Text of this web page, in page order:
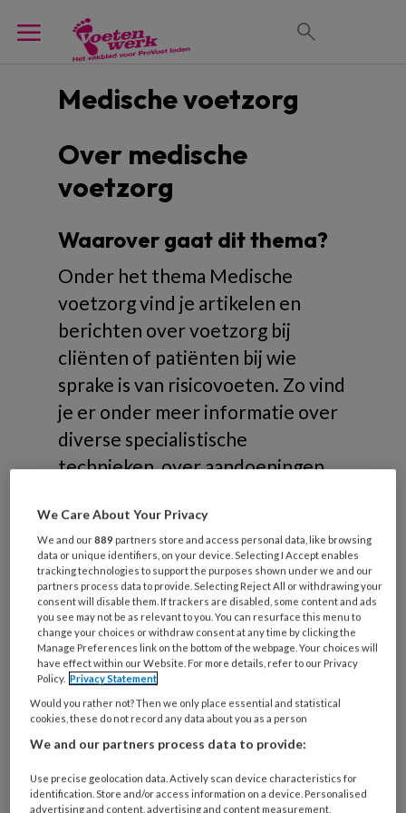
Medische voetzorg
Over medische
voetzorg
Waarover gaat dit thema?
Onder het thema Medische
voetzorg vind je artikelen en
berichten over voetzorg bij
cliënten of patiënten bij wie
sprake is van risicovoeten. Zo vind
je er onder meer informatie over
diverse specialistische
technieken, over aandoeningen
risicovoeten of samenwerking in
de zorg.
Onderwerpen
Risicovoeten
Diabetische voet
Reumatische voet
Oncologische voet
We Care About Your Privacy
We and our889 partners store and access personal data, like browsing
data or unique identifiers, on your device. Selecting I Accept enables
tracking technologies to support the purposes shown under we and our
partners process data to provide. Selecting Reject All or withdrawing your
consent will disable them. If trackers are disabled, some content and ads
you see may not be as relevant to you. You can resurface this menu to
change your choices or withdraw consent at any time by clicking the
Manage Preferences link on the bottom of the webpage. Your choices will
have effect within our Website. For more details, refer to our Privacy
Policy. Privacy Statement
Would you rather not? Then we only place essential and statistical
cookies, these do not record any data about you as a person
We and our partners process data to provide:
Use precise geolocation data. Actively scan device characteristics for
identification. Store and/or access information on a device. Personalised
advertising and content, advertising and content measurement,